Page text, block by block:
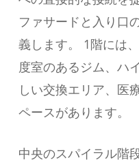
ファサードと入り口
義します。 1階には
度室のあるジム、ハ
しい交換エリア、医
ペースがあります。
中央のスパイラル階